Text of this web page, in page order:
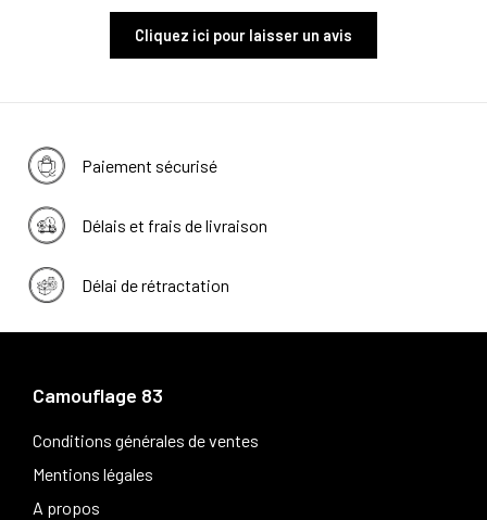
Cliquez ici pour laisser un avis
Paiement sécurisé
Délais et frais de livraison
Délai de rétractation
Camouflage 83
Conditions générales de ventes
Mentions légales
A propos